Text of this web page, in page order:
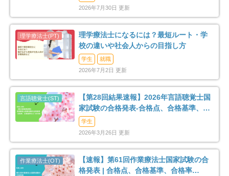
2026年7月30日 更新
理学療法士になるには？最短ルート・学
校の違いや社会人からの目指し方
学生
就職
2026年7月2日 更新
【第28回結果速報】2026年言語聴覚士国
家試験の合格発表-合格点、合格基準、合
格率など-
学生
2026年3月26日 更新
【速報】第61回作業療法士国家試験の合
格発表 | 合格点、合格基準、合格率